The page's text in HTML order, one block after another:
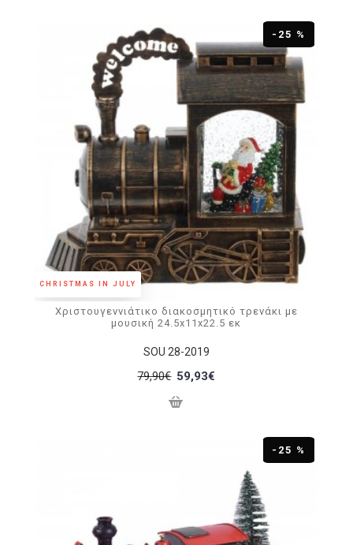
CHRISTMAS IN JULY
-25 %
SOU 28-2019
Χριστουγεννιάτικο διακοσμητικό τρενάκι με
μουσική 24.5x11x22.5 εκ
79,90€ 59,93€
-25 %